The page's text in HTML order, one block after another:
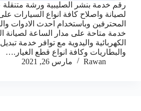
رقم خدمة بنشر الصليبية ورشة
لصيانة واصلاح كافة انواع السيارات
المحترفين وباستخدام احدث الادوات
خدمة متاحة على مدار الساعة لصيانة
الكهربائية واليدوية مع توافر خدمة تبديل
والبطاريات وكافة انواع قطع الغيار.…
Rawan
مارس 26, 2021